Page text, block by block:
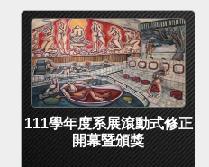
111學年度系展滾動式修正
開幕暨頒獎